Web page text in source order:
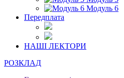
Модуль 6
Передплата
НАШІ ЛЕКТОРИ
РОЗКЛАД